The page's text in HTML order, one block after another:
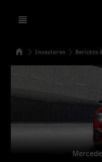
Open menu
SuchenStartseite
Investoren Berichte